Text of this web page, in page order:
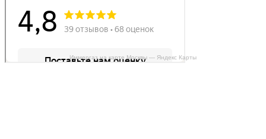
Иммергаз на карте Москвы — Яндекс Карты